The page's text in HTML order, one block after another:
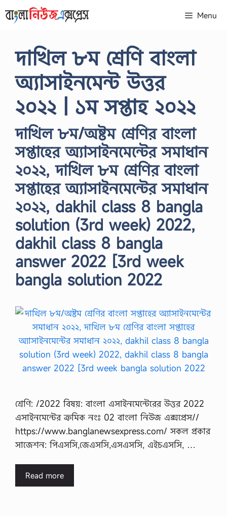
to
Menu
দাখিল ৮ম শ্রেণি বাংলা
অ্যাসাইনমেন্ট উত্তর
২০২২ | ১ম সপ্তাহ ২০২২
দাখিল ৮ম/অষ্টম শ্রেণির বাংলা
সপ্তাহের অ্যাসাইনমেন্টের সমাধান
২০২২, দাখিল ৮ম শ্রেণির বাংলা
সপ্তাহের অ্যাসাইনমেন্টের সমাধান
২০২২, dakhil class 8 bangla
solution (3rd week) 2022,
dakhil class 8 bangla
answer 2022 [3rd week
bangla solution 2022
শ্রেণি: /2022 বিষয়: বাংলা এসাইনমেন্টেরের উত্তর 2022
এসাইনমেন্টের ক্রমিক নংঃ 02 বাংলা নিউজ এক্সপ্রেস//
https://www.banglanewsexpress.com/ সকল প্রকার
সাজেশন: পিএসসি,জেএসসি,এসএসসি, এইচএসসি, …
Read more